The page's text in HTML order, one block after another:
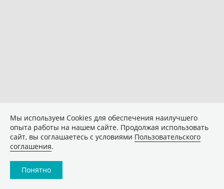
Мы используем Сookies для обеспечения наилучшего
опыта работы на нашем сайте. Продолжая использовать
сайт, вы соглашаетесь с условиями Пользовательского
соглашения.
Понятно